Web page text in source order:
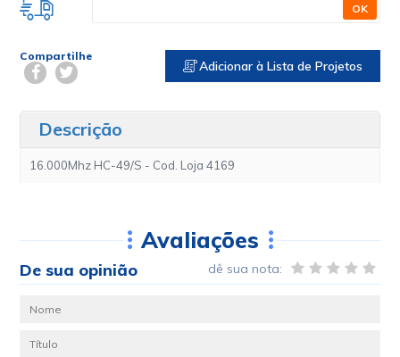
OK
Compartilhe
Adicionar à Lista de Projetos
Descrição
16.000Mhz HC-49/S - Cod. Loja 4169
Avaliações
De sua opinião dê sua nota: